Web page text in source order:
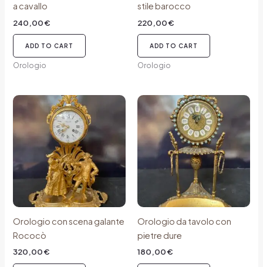
a cavallo
240,00€
ADD TO CART
Orologio
stile barocco
220,00€
ADD TO CART
Orologio
Orologio con scena galante
Rococò
320,00€
Orologio da tavolo con
pietre dure
180,00€